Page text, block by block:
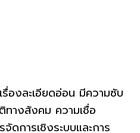
รื่องละเอียดอ่อน มีความซับ
างสังคม ความเชื่อ
การเชิงระบบและการ